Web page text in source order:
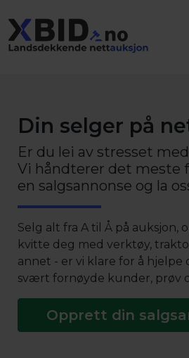
Din selger på
Er du lei av stresset
Vi håndterer det meste
en salgsannonse og la
Selg alt fra A til Å på auksjon,
kvitte deg med verktøy,
annet - er vi klare for å hjelpe
svært fornøyde kunder, prøv
Opprett din